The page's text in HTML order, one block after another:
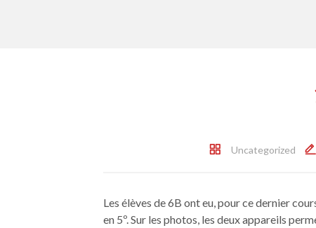
Uncategorized
Les élèves de 6B ont eu, pour ce dernier
en 5º. Sur les photos, les deux appareils